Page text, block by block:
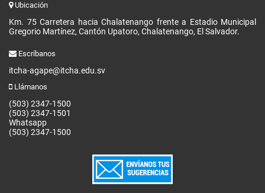
Ubicación
Km. 75 Carretera hacia Chalatenango frente a Estadio Municipal
Gregorio Martínez, Cantón Upatoro, Chalatenango, El Salvador.
Escríbanos
itcha-agape@itcha.edu.sv
Llámanos
(503) 2347-1500
(503) 2347-1501
Whatsapp
(503) 2347-1500